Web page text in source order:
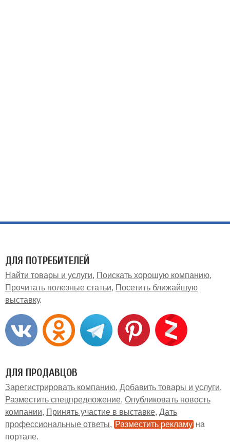
ДЛЯ ПОТРЕБИТЕЛЕЙ
Найти товары и услуги
Поискать хорошую компанию
Прочитать полезные статьи
Посетить ближайшую
выставку
ДЛЯ ПРОДАВЦОВ
Зарегистрировать компанию Добавить товары и услуги
Разместить спецпредложение Опубликовать новость
компании
Принять участие в выставке Дать
профессиональные ответы
Разместить рекламу на
портале